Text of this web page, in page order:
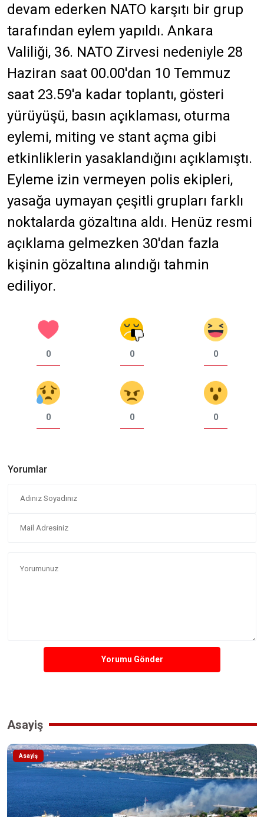
devam ederken NATO karşıtı bir grup
tarafından eylem yapıldı. Ankara
Valiliği, 36. NATO Zirvesi nedeniyle 28
Haziran saat 00.00'dan 10 Temmuz
saat 23.59'a kadar toplantı, gösteri
yürüyüşü, basın açıklaması, oturma
eylemi, miting ve stant açma gibi
etkinliklerin yasaklandığını açıklamıştı.
Eyleme izin vermeyen polis ekipleri,
yasağa uymayan çeşitli grupları farklı
noktalarda gözaltına aldı. Henüz resmi
açıklama gelmezken 30'dan fazla
kişinin gözaltına alındığı tahmin
ediliyor.
0 0 0
0 0 0
Yorumlar
Yorumu Gönder
Asayiş
Asayiş